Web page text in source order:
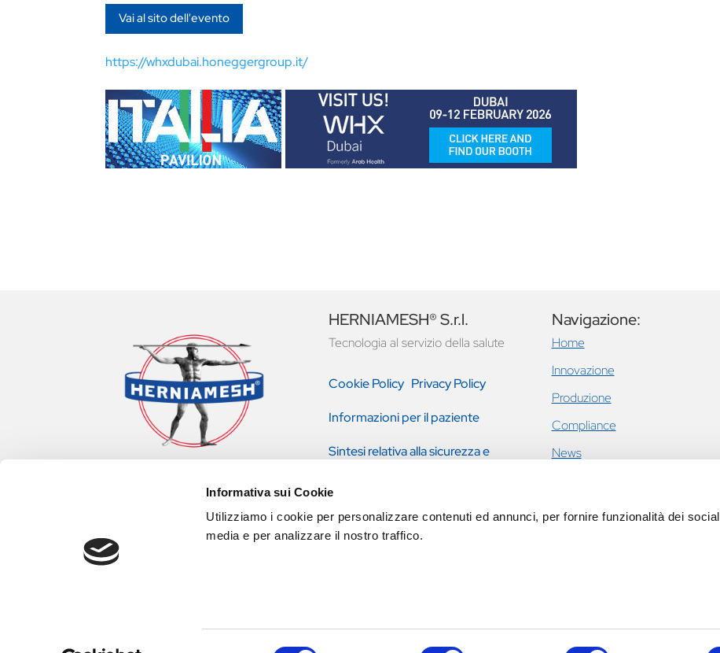
Informativa sui Cookie
Utilizziamo i cookie per personalizzare contenuti ed annunci, per fornire funzionalità dei social
media e per analizzare il nostro traffico.
Vai al sito dell'evento
https://whxdubai.honeggergroup.it/
HERNIAMESH® S.r.l.
Tecnologia al servizio della salute
Cookie Policy Privacy Policy
Informazioni per il paziente
Sintesi relativa alla sicurezza e
Navigazione:
Home
Innovazione
Produzione
Compliance
News
prolasso pavimento pelvico